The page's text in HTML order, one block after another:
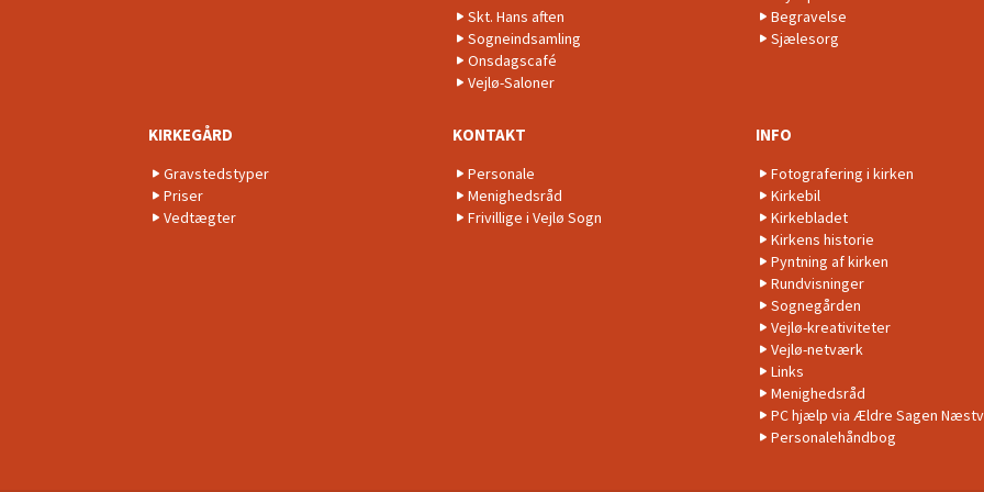
Skt. Hans aften
Sogneindsamling
Onsdagscafé
Vejlø-Saloner
Begravelse
Sjælesorg
KIRKEGÅRD
Gravstedstyper
Priser
Vedtægter
KONTAKT
Personale
Menighedsråd
Frivillige i Vejlø Sogn
INFO
Fotografering i kirken
Kirkebil
Kirkebladet
Kirkens historie
Pyntning af kirken
Rundvisninger
Sognegården
Vejlø-kreativiteter
Vejlø-netværk
Links
Menighedsråd
PC hjælp via Ældre Sagen
Personalehåndbog